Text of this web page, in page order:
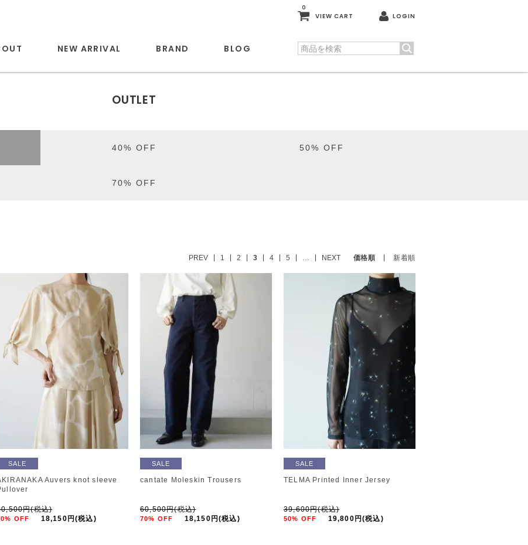
0
VIEW CART LOGIN
NEW ARRIVAL BRAND BLOG
OUTLET
40% OFF 50% OFF
70% OFF
価格順 新着順
PREV 1 2 3 4 5 … NEXT
SALE
Auvers knot sleeve
円(税込)
OFF 18,150円(税込)
SALE
cantate Moleskin Trousers
60,500円(税込)
70% OFF 18,150円(税込)
SALE
TELMA Printed Inner Jersey
39,600円(税込)
50% OFF 19,800円(税込)